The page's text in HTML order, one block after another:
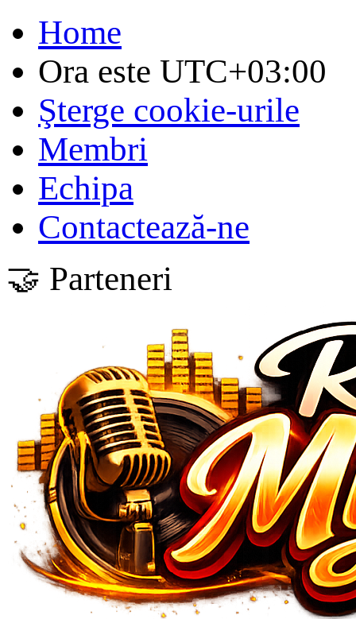
Home
Ora este UTC+03:00
Şterge cookie-urile
Membri
Echipa
Contactează-ne
🤝 Parteneri